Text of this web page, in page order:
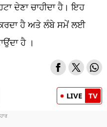
ਦੇਣਾ ਚਾਹੀਦਾ ਹੈ। ਇਹ
ਹੈ ਅਤੇ ਲੰਬੇ ਸਮੇਂ ਲਈ
ਹੈ ।
LIVE TV